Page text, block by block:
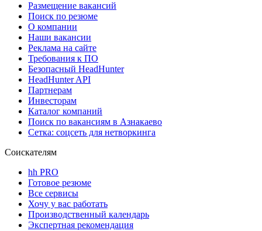
Размещение вакансий
Поиск по резюме
О компании
Наши вакансии
Реклама на сайте
Требования к ПО
Безопасный HeadHunter
HeadHunter API
Партнерам
Инвесторам
Каталог компаний
Поиск по вакансиям в Азнакаево
Сетка: соцсеть для нетворкинга
Соискателям
hh PRO
Готовое резюме
Все сервисы
Хочу у вас работать
Производственный календарь
Экспертная рекомендация